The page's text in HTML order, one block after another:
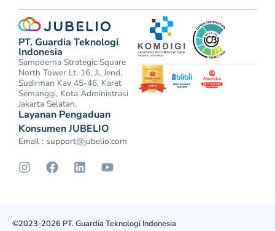
PT. Guardia Teknologi
Indonesia
Sampoerna Strategic Square
North Tower Lt. 16, Jl. Jend.
Sudirman Kav 45-46, Karet
Semanggi, Kota Administrasi
Jakarta Selatan.
Layanan Pengaduan
Konsumen JUBELIO
Email : support@jubelio.com
©2023-2026 PT. Guardia Teknologi Indonesia